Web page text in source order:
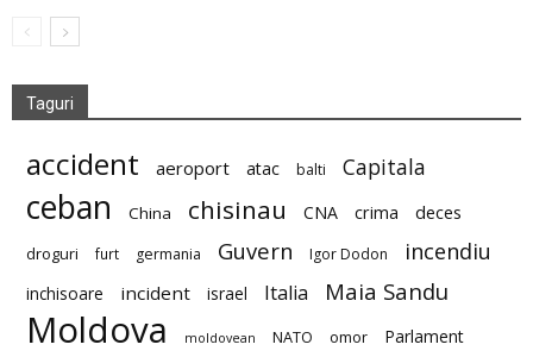
Taguri
accident aeroport atac balti Capitala
ceban China chisinau CNA crima deces
droguri furt germania Guvern Igor Dodon incendiu
inchisoare incident israel Italia Maia Sandu
Moldova moldovean NATO omor Parlament